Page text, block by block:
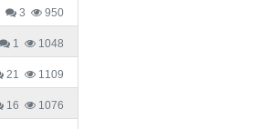
3 950
1 1048
21 1109
16 1076